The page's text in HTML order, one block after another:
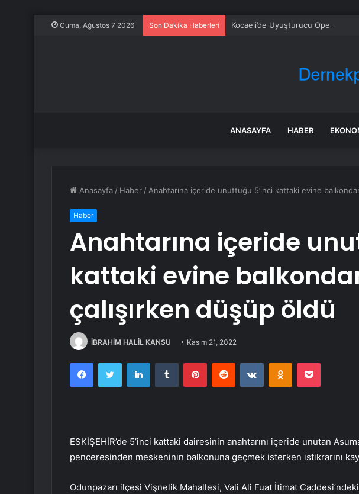
Cuma, Ağustos 7 2026 Son Dakika Haberleri Kocaeli’de Uyuşturucu
ANASAYFA HABER
Anasayfa / Haber / Anahtarına içeride unuttuğu 5’inci kattaki evine
Haber
Anahtarına içeride
kattaki evine
çalışırken düşüp öldü
İBRAHİM HALİL KANSU Kasım 21, 2022
FacebookTwitter LinkedInTumblr PinterestReddit VKontakteOdnoklassniki
Pocket
ESKİŞEHİR’de 5’inci kattaki dairesinin anahtarını içeride unutan
penceresinden meskeninin balkonuna geçmek isterken istikrarını
Odunpazarı ilçesi Vişnelik Mahallesi, Vali Ali Fuat İtimat